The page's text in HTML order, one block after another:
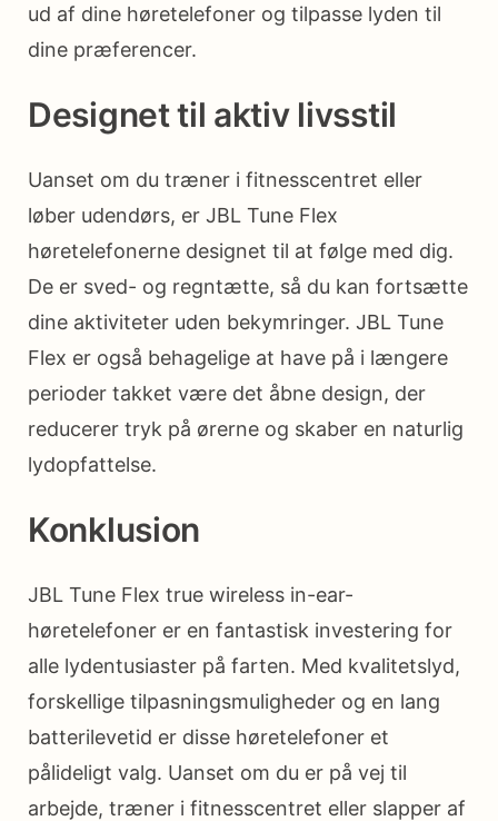
ud af dine høretelefoner og tilpasse lyden til
dine præferencer.
Designet til aktiv livsstil
Uanset om du træner i fitnesscentret eller
løber udendørs, er JBL Tune Flex
høretelefonerne designet til at følge med dig.
De er sved- og regntætte, så du kan fortsætte
dine aktiviteter uden bekymringer. JBL Tune
Flex er også behagelige at have på i længere
perioder takket være det åbne design, der
reducerer tryk på ørerne og skaber en naturlig
lydopfattelse.
Konklusion
JBL Tune Flex true wireless in-ear-
høretelefoner er en fantastisk investering for
alle lydentusiaster på farten. Med kvalitetslyd,
forskellige tilpasningsmuligheder og en lang
batterilevetid er disse høretelefoner et
pålideligt valg. Uanset om du er på vej til
arbejde, træner i fitnesscentret eller slapper af